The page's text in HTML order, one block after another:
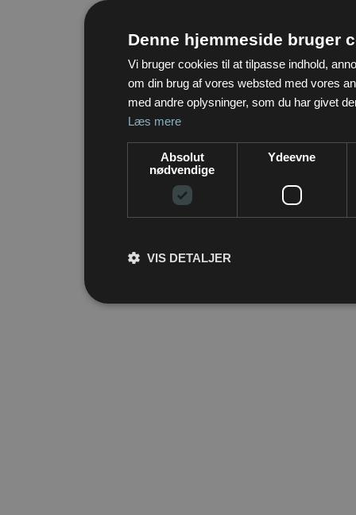
Denne hjemmeside bruger
Vi bruger cookies til at tilpasse indhold,
om din brug af vores websted med vores
med andre oplysninger, som du har givet
Læs mere
Absolut
nødvendige
Ydeevne
VIS DETALJER